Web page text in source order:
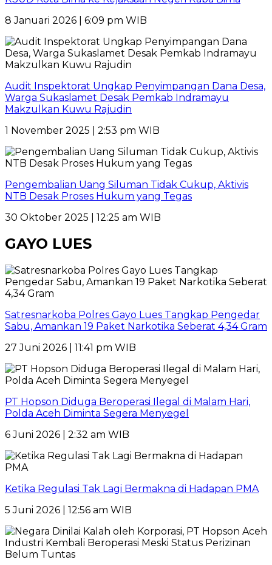
8 Januari 2026 | 6:09 pm WIB
Audit Inspektorat Ungkap Penyimpangan Dana Desa,
Warga Sukaslamet Desak Pemkab Indramayu
Makzulkan Kuwu Rajudin
1 November 2025 | 2:53 pm WIB
Pengembalian Uang Siluman Tidak Cukup, Aktivis
NTB Desak Proses Hukum yang Tegas
30 Oktober 2025 | 12:25 am WIB
GAYO LUES
Satresnarkoba Polres Gayo Lues Tangkap Pengedar
Sabu, Amankan 19 Paket Narkotika Seberat 4,34 Gram
27 Juni 2026 | 11:41 pm WIB
PT Hopson Diduga Beroperasi Ilegal di Malam Hari,
Polda Aceh Diminta Segera Menyegel
6 Juni 2026 | 2:32 am WIB
Ketika Regulasi Tak Lagi Bermakna di Hadapan PMA
5 Juni 2026 | 12:56 am WIB